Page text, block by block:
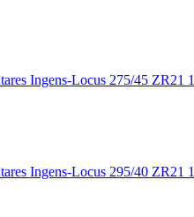
Ingens-Locus 275/45 ZR21
Ingens-Locus 295/40 ZR21